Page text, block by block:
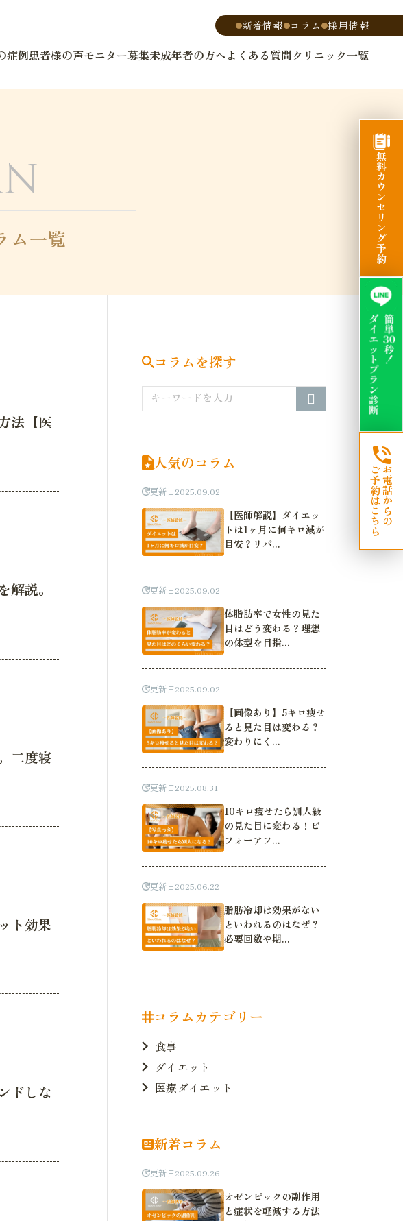
新着情報 コラム 採用情報
症例患者様の声モニター募集未成年者の方へよくある質問クリニック一覧
無料カウンセリング予約
お電話からの
ご予約はこちら
ム一覧
法【医
解説。
二度寝
ト効果
ドしな
コラムを探す
人気のコラム
更新日2025.09.02
【医師解説】ダイエッ
トは1ヶ月に何キロ減が
目安？リバ...
更新日2025.09.02
体脂肪率で女性の見た
目はどう変わる？理想
の体型を目指...
更新日2025.09.02
【画像あり】5キロ痩せ
ると見た目は変わる？
変わりにく...
更新日2025.08.31
10キロ痩せたら別人級
の見た目に変わる！ビ
フォーアフ...
更新日2025.06.22
脂肪冷却は効果がない
といわれるのはなぜ？
必要回数や期...
コラムカテゴリー
食事
ダイエット
医療ダイエット
新着コラム
更新日2025.09.26
オゼンピックの副作用
と症状を軽減する方法